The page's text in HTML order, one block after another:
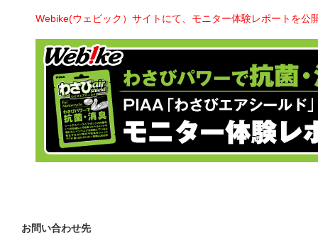
Webike(ウェビック）サイトにて、モニター体験レポートを公
お問い合わせ先